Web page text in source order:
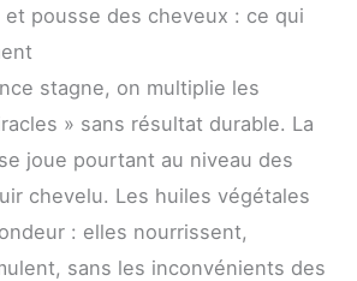
pousse des cheveux : ce qui
stagne, on multiplie les
» sans résultat durable. La
joue pourtant au niveau des
chevelu. Les huiles végétales
: elles nourrissent,
sans les inconvénients des